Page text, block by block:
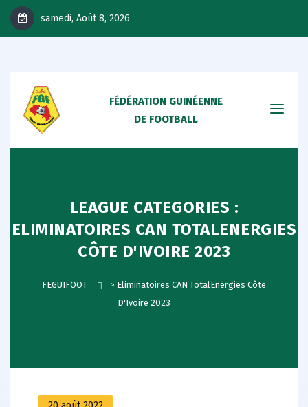
samedi, Août 8, 2026
FÉDÉRATION GUINÉENNE
DE FOOTBALL
LEAGUE CATEGORIES :
ELIMINATOIRES CAN TOTALENERGIES
CÔTE D'IVOIRE 2023
FEGUIFOOT > Eliminatoires CAN TotalEnergies Côte
D'Ivoire 2023